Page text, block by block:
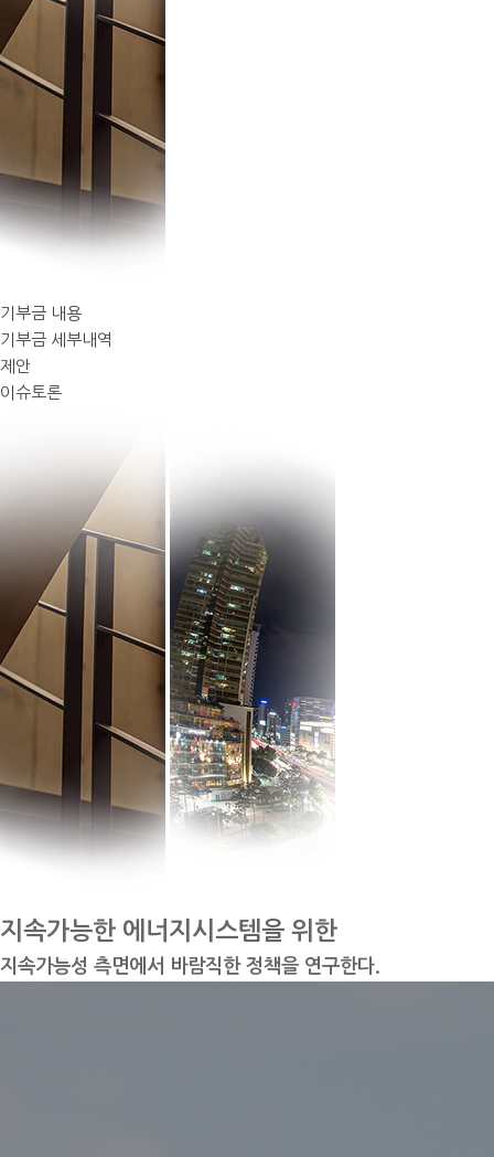
기부금 내용
기부금 세부내역
제안
이슈토론
지속가능한 에너지시스템을 위한
지속가능성 측면에서 바람직한 정책을 연구한다.